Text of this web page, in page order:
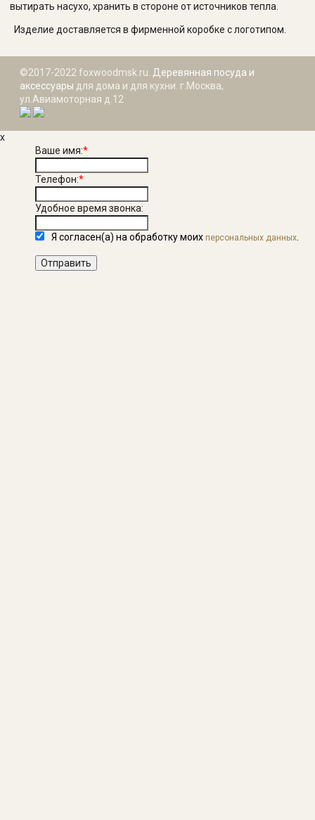
вытирать насухо, хранить в стороне от источников тепла.
Изделие доставляется в фирменной коробке с логотипом.
©2017-2022 foxwoodmsk.ru. Деревянная посуда и
аксессуары для дома и для кухни. г.Москва,
ул.Авиамоторная д.12
x
Ваше имя:*
Телефон:*
Удобное время звонка:
Я согласен(а) на обработку моих персональных данных